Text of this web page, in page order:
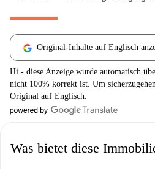
Original-Inhalte auf Englisch
Hi - diese Anzeige wurde automatisch
nicht 100% korrekt ist. Um
Original auf Englisch.
Was bietet diese